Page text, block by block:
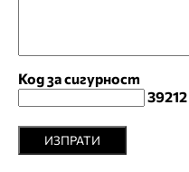
Код за сигурност
39212
ИЗПРАТИ